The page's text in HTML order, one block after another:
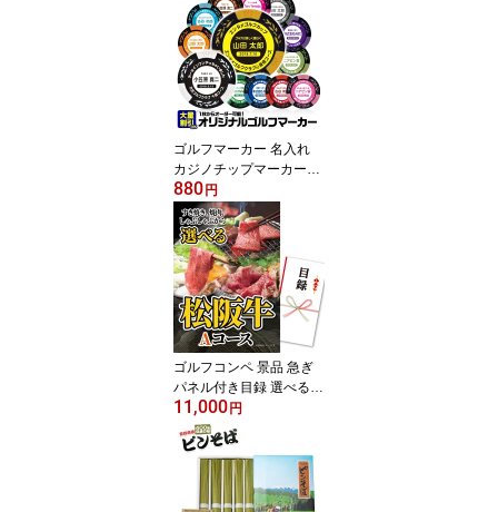
ンペ景品 ゴルフコンペ
景品 賞品 コンペ賞品 オ
リジナル ドラコン マグ
カップ 名入れ 優勝賞品
記念品 法人コンペ 接待
ゴルフ ゴルフ大会景品
ゴルフマーカー 名入れ
カジノチップマーカー
（カジノマーカー） ゴル
フマーカー ゴルフコンペ
景品 賞品 参加賞 記念品
販促品 ノベルティ ホー
ルインワン ゴルフ用品
グッズ ギフト プレゼン
ト オリジナル ゴルフ好
き 父の日 誕生日
880 円
ゴルフコンペ 景品 急ぎ
パネル付き目録 選べる松
阪牛Aコース （A55） ス
プーングルメ ゴルフコン
ペ景品 ゴルフコンペ 景
品 賞品 コンペ賞品 優勝
目録 松阪牛 肉 ギフト も
らって嬉しい 景品目録
11,000 円